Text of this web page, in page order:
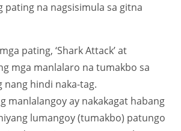
pating na nagsisimula sa gitna
pating, ‘Shark Attack’ at
mga manlalaro na tumakbo sa
nang hindi naka-tag.
manlalangoy ay nakakagat habang
lumangoy (tumakbo) patungo